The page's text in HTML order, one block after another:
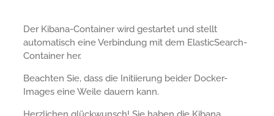
Der Kibana-Container wird gestartet und stellt
automatisch eine Verbindung mit dem ElasticSearch-
Container her.
Beachten Sie, dass die Initiierung beider Docker-
Images eine Weile dauern kann.